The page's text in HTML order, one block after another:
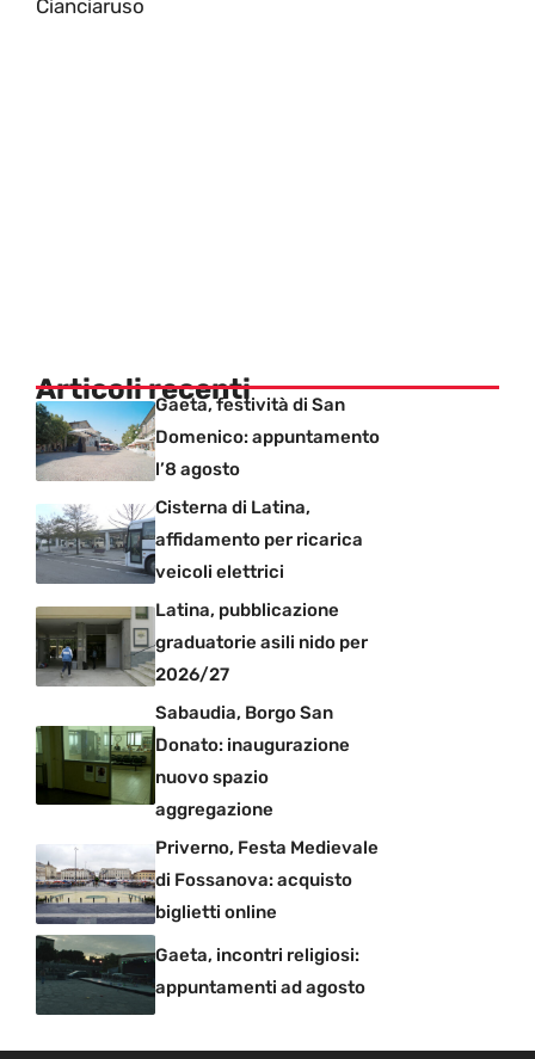
Cianciaruso
Articoli recentiGaeta, festività di San
Domenico: appuntamento
l’8 agosto
Cisterna di Latina,
affidamento per ricarica
veicoli elettrici
Latina, pubblicazione
graduatorie asili nido per
2026/27
Sabaudia, Borgo San
Donato: inaugurazione
nuovo spazio
aggregazione
Priverno, Festa Medievale
di Fossanova: acquisto
biglietti online
Gaeta, incontri religiosi:
appuntamenti ad agosto